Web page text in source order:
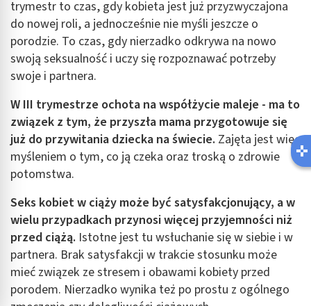
trymestr to czas, gdy kobieta jest już przyzwyczajona
do nowej roli, a jednocześnie nie myśli jeszcze o
porodzie. To czas, gdy nierzadko odkrywa na nowo
swoją seksualność i uczy się rozpoznawać potrzeby
swoje i partnera.
W III trymestrze ochota na współżycie maleje - ma to
związek z tym, że przyszła mama przygotowuje się
już do przywitania dziecka na świecie. Zajęta jest więc
myśleniem o tym, co ją czeka oraz troską o zdrowie
potomstwa.
Seks kobiet w ciąży może być satysfakcjonujący, a w
wielu przypadkach przynosi więcej przyjemności niż
przed ciążą. Istotne jest tu wsłuchanie się w siebie i w
partnera. Brak satysfakcji w trakcie stosunku może
mieć związek ze stresem i obawami kobiety przed
porodem. Nierzadko wynika też po prostu z ogólnego